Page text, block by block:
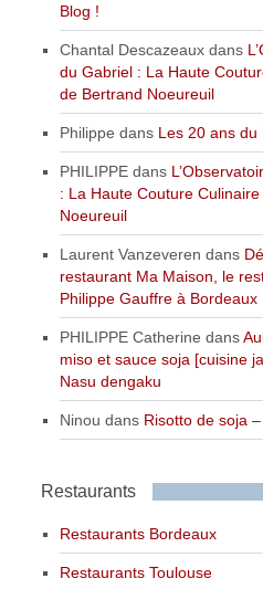
Blog !
Chantal Descazeaux dans
du Gabriel : La Haute
de Bertrand Noeureuil
Philippe dans Les 20 ans du
PHILIPPE dans
: La Haute Couture
Noeureuil
Laurent Vanzeveren dans
restaurant Ma Maison, le
Philippe Gauffre à Bordeaux
PHILIPPE Catherine dans
miso et sauce soja [cuisine
Nasu dengaku
Ninou dans Risotto de soja
Restaurants
Restaurants Bordeaux
Restaurants Toulouse